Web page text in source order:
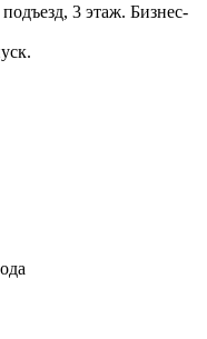
3 этаж. Бизнес-